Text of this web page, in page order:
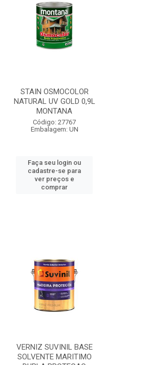
STAIN OSMOCOLOR
NATURAL UV GOLD 0,9L
MONTANA
Código: 27767
Embalagem: UN
Faça seu login ou
cadastre-se para
ver preços e
comprar
VERNIZ SUVINIL BASE
SOLVENTE MARITIMO